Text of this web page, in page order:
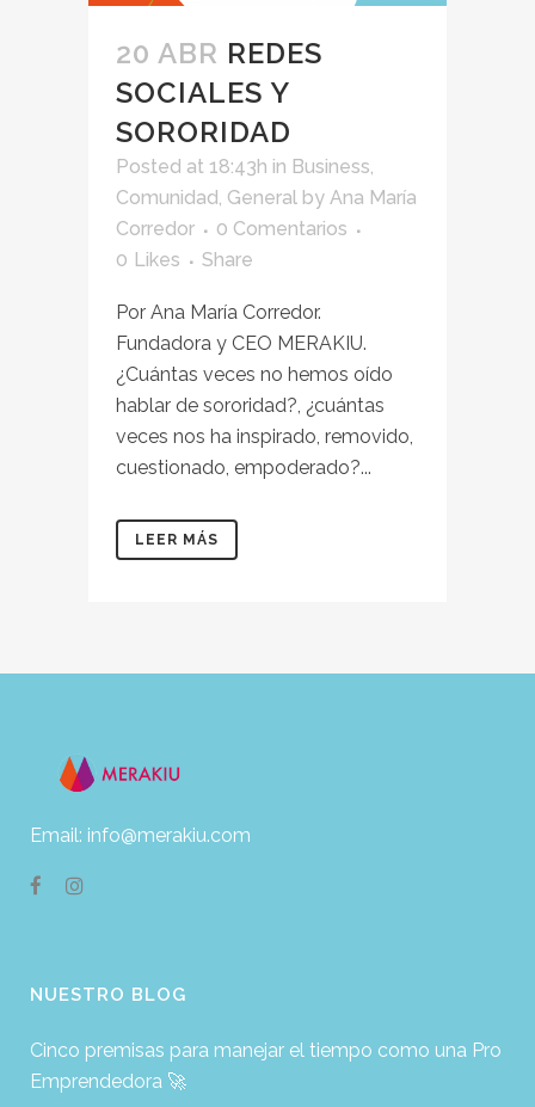
20 ABR REDES
SOCIALES Y
SORORIDAD
Posted at 18:43h in Business,
Comunidad, General by Ana María
Corredor
0 Comentarios
0 Likes Share
Por Ana María Corredor.
Fundadora y CEO MERAKIU.
¿Cuántas veces no hemos oído
hablar de sororidad?, ¿cuántas
veces nos ha inspirado, removido,
cuestionado, empoderado?...
LEER MÁS
Email: info@merakiu.com
NUESTRO BLOG
Cinco premisas para manejar el tiempo como una Pro
Emprendedora 🚀